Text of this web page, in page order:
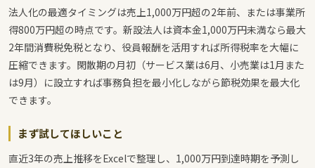
法人化の最適タイミングは売上1,000万円超の2年前、または事業所
得800万円超の時点です。新設法人は資本金1,000万円未満なら最大
2年間消費税免税となり、役員報酬を活用すれば所得税率を大幅に
圧縮できます。閑散期の月初（サービス業は6月、小売業は1月また
は9月）に設立すれば事務負担を最小化しながら節税効果を最大化
できます。
まず試してほしいこと
直近3年の売上推移をExcelで整理し、1,000万円到達時期を予測し